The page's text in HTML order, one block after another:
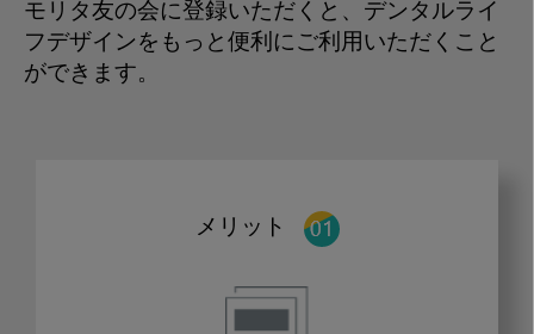
モリタ友の会に登録いただくと、デンタルライ
フデザインをもっと便利にご利用いただくこと
ができます。
メリット